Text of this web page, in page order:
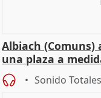
Albiach (Comuns)
una plaza a
Sonido Totales